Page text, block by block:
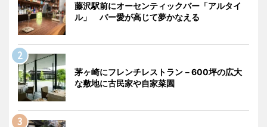
藤沢駅前にオーセンティックバー「アルタイ
ル」 バー愛が高じて夢かなえる
茅ヶ崎にフレンチレストラン－600坪の広大
な敷地に古民家や自家菜園